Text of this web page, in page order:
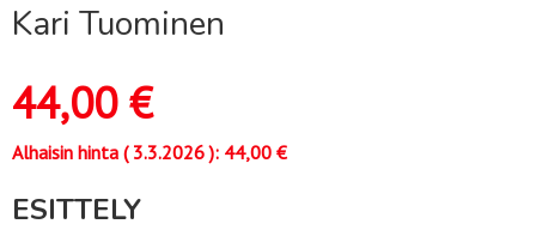
Kari Tuominen
44,00€
Alhaisin hinta (3.3.2026): 44,00 €
ESITTELY